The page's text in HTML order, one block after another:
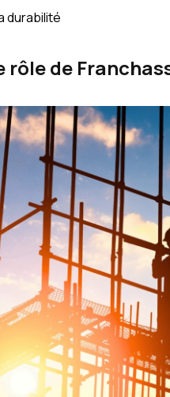
durabilité
rôle de